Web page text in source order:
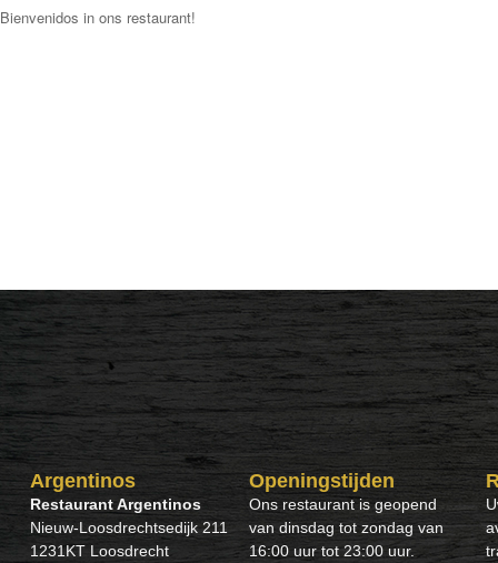
Bienvenidos in ons restaurant!
Argentinos
Restaurant Argentinos
Nieuw-Loosdrechtsedijk 211
1231KT Loosdrecht
Openingstijden
Ons restaurant is geopend
van dinsdag tot zondag van
16:00 uur tot 23:00 uur.